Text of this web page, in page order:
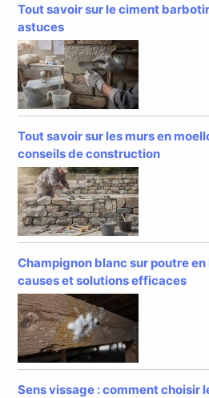
Tout savoir sur le ciment
astuces
Tout savoir sur les murs en
conseils de construction
Champignon blanc sur poutre
causes et solutions efficaces
Sens vissage : comment choisir